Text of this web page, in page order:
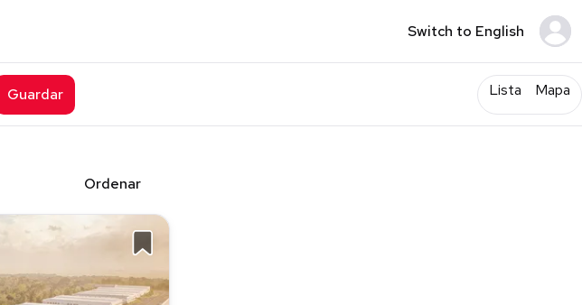
Switch to English
Guardar Lista Mapa
Ordenar